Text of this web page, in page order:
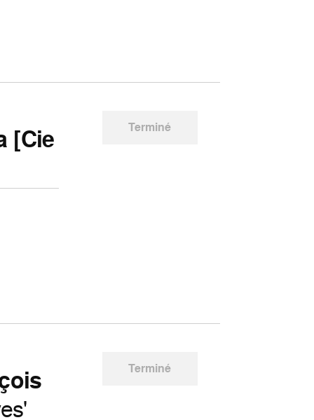
[Cie
Terminé
Terminé